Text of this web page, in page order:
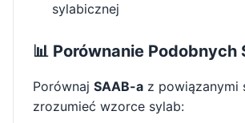
sylabicznej
📊 Porównanie Podobnych
Porównaj SAAB-a z powiązanymi
zrozumieć wzorce sylab: